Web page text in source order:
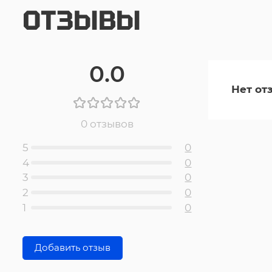
ОТЗЫВЫ
0.0
0 отзывов
5
0
4
0
3
0
2
0
1
0
Добавить отзыв
Нет